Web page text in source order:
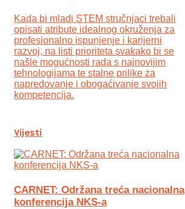
Kada bi mladi STEM stručnjaci trebali
opisati atribute idealnog okruženja za
profesionalno ispunjenje i karijerni
razvoj, na listi prioriteta svakako bi se
našle mogućnosti rada s najnovijim
tehnologijama te stalne prilike za
napredovanje i obogaćivanje svojih
kompetencija.
Vijesti
CARNET: Održana treća nacionalna
konferencija NKS-a